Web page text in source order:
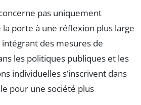
pas uniquement
la porte à une réflexion plus large
des mesures de
les politiques publiques et les
individuelles s’inscrivent dans
pour une société plus